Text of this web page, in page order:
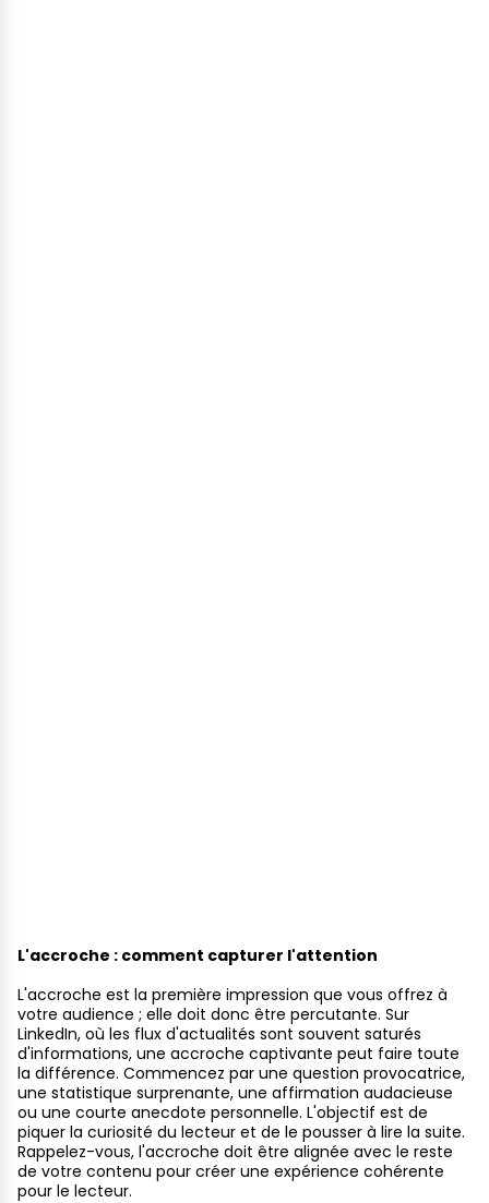
L'accroche : comment capturer l'attention
L'accroche est la première impression que vous offrez à
votre audience ; elle doit donc être percutante. Sur
LinkedIn, où les flux d'actualités sont souvent saturés
d'informations, une accroche captivante peut faire toute
la différence. Commencez par une question provocatrice,
une statistique surprenante, une affirmation audacieuse
ou une courte anecdote personnelle. L'objectif est de
piquer la curiosité du lecteur et de le pousser à lire la suite.
Rappelez-vous, l'accroche doit être alignée avec le reste
de votre contenu pour créer une expérience cohérente
pour le lecteur.